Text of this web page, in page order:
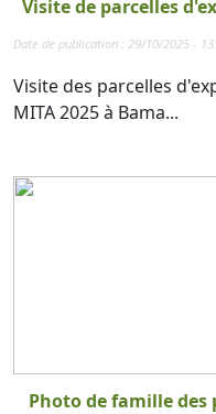
Visite de parcelles
Date de publication : 29/10/2025 -
Visite des parcelles
MITA 2025 à Bama...
Photo de famille des